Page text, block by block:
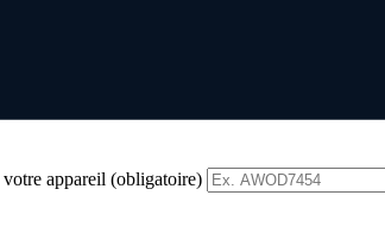
appareil (obligatoire)